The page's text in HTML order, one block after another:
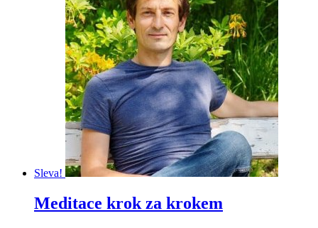
Sleva!
Meditace krok za krokem